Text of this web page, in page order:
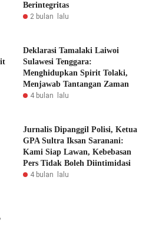
Berintegritas
2 bulan lalu
Deklarasi Tamalaki Laiwoi
Sulawesi Tenggara:
Menghidupkan Spirit Tolaki,
Menjawab Tantangan Zaman
4 bulan lalu
Jurnalis Dipanggil Polisi, Ketua
GPA Sultra Iksan Saranani:
Kami Siap Lawan, Kebebasan
Pers Tidak Boleh Diintimidasi
4 bulan lalu